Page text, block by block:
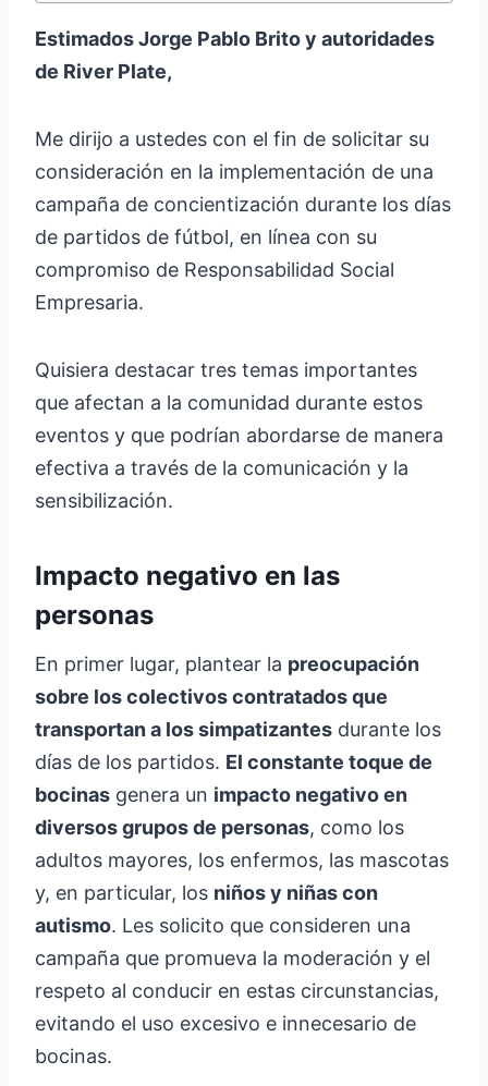
Estimados Jorge Pablo Brito y autoridades
de River Plate,
Me dirijo a ustedes con el fin de solicitar su
consideración en la implementación de una
campaña de concientización durante los días
de partidos de fútbol, en línea con su
compromiso de Responsabilidad Social
Empresaria.
Quisiera destacar tres temas importantes
que afectan a la comunidad durante estos
eventos y que podrían abordarse de manera
efectiva a través de la comunicación y la
sensibilización.
Impacto negativo en las
personas
En primer lugar, plantear la preocupación
sobre los colectivos contratados que
transportan a los simpatizantes durante los
días de los partidos. El constante toque de
bocinas genera un impacto negativo en
diversos grupos de personas, como los
adultos mayores, los enfermos, las mascotas
y, en particular, los niños y niñas con
autismo. Les solicito que consideren una
campaña que promueva la moderación y el
respeto al conducir en estas circunstancias,
evitando el uso excesivo e innecesario de
bocinas.